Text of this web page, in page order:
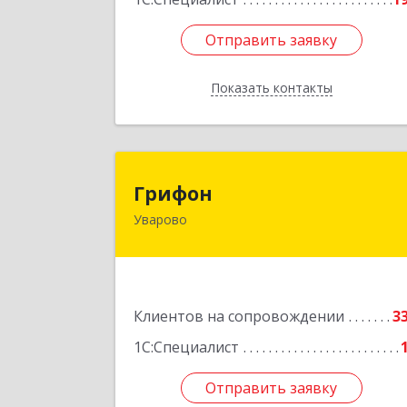
Отправить заявку
Показать контакты
Отправить заявку
Назад
Грифон
Уварово
Клиентов на сопровождении
1С:Специалист
1
Отправить заявку
393461, Тамбовская обл, Уварово г,
Отправить заявку